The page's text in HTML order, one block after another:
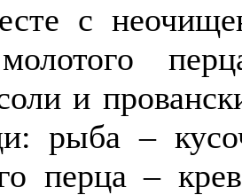
с
и
рыба –
перца –